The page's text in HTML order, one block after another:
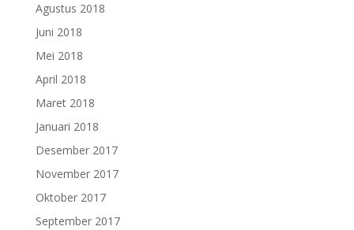
Agustus 2018
Juni 2018
Mei 2018
April 2018
Maret 2018
Januari 2018
Desember 2017
November 2017
Oktober 2017
September 2017